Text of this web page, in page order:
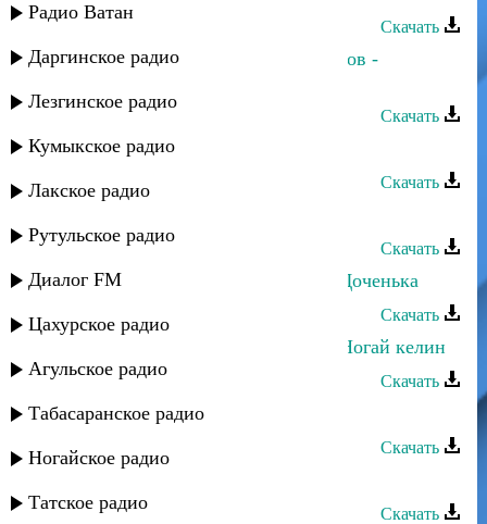
Радио Ватан
Даргинское радио
Лезгинское радио
Кумыкское радио
Лакское радио
Рутульское радио
Диалог FM
Цахурское радио
Агульское радио
Табасаранское радио
Ногайское радио
Татское радио
Скачать
Руслан Гасанов и Асланбек Идрисов -
Скачать
Руслан Гасанов - Твой взгляд
Скачать
Скачать
Руслан Яриков и Лина Ярикова - Доченька
Скачать
Руслан Яриков и Лина Ярикова - Ногай келин
Скачать
Руслан Гасанов - Подари
Скачать
Скачать